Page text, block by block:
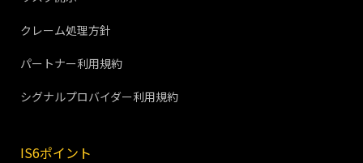
クレーム処理方針
パートナー利用規約
シグナルプロバイダー利用規約
IS6ポイント